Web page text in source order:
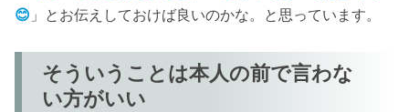
😊 」とお伝えしておけば良いのかな。と思っています。
そういうことは本人の前で言わな
い方がいい